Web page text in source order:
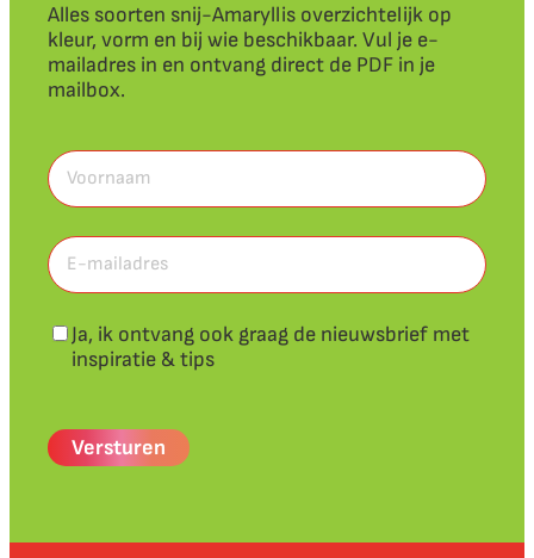
Alles soorten snij-Amaryllis overzichtelijk op
kleur, vorm en bij wie beschikbaar. Vul je e-
mailadres in en ontvang direct de PDF in je
mailbox.
Voornaam
E-
mailadres(Vereist)
Nieuwsbrief
Ja, ik ontvang ook graag de nieuwsbrief met
inspiratie & tips